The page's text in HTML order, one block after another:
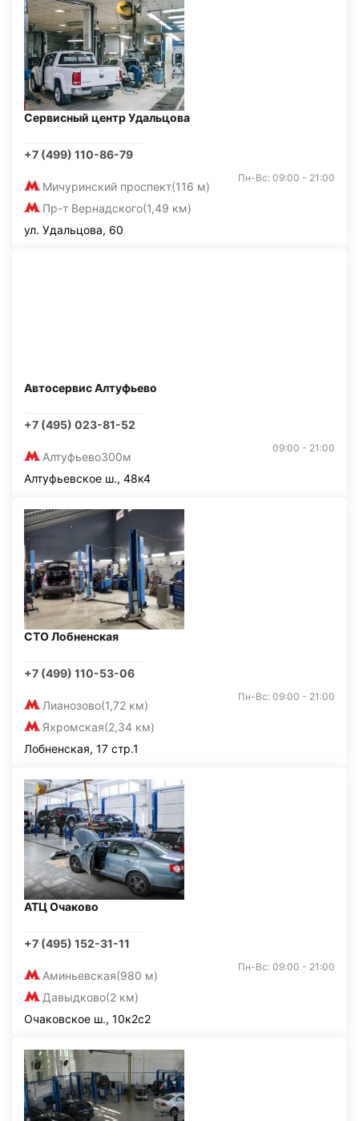
Сервисный центр Удальцова
+7 (499) 110-86-79
Мичуринский проспект(116 м)
Пр-т Вернадского(1,49 км)
Пн-Вс: 09:00 - 21:00
ул. Удальцова, 60
Автосервис Алтуфьево
+7 (495) 023-81-52
Алтуфьево300м
09:00 - 21:00
Алтуфьевское ш., 48к4
СТО Лобненская
+7 (499) 110-53-06
Лианозово(1,72 км)
Яхромская(2,34 км)
Пн-Вс: 09:00 - 21:00
Лобненская, 17 стр.1
АТЦ Очаково
+7 (495) 152-31-11
Аминьевская(980 м)
Давыдково(2 км)
Пн-Вс: 09:00 - 21:00
Очаковское ш., 10к2с2